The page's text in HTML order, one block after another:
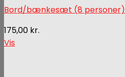
Bord/bænkesæt (8 personer)
175,00 kr.
Vis